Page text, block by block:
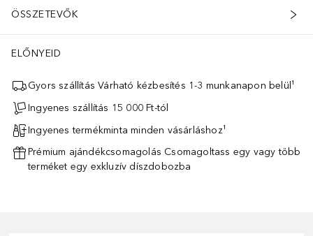
ÖSSZETEVŐK
ELŐNYEID
Gyors szállítás Várható kézbesítés 1-3 munkanapon belül¹
Ingyenes szállítás 15 000 Ft-tól
Ingyenes termékminta minden vásárláshoz¹
Prémium ajándékcsomagolás Csomagoltass egy vagy több
terméket egy exkluzív díszdobozba